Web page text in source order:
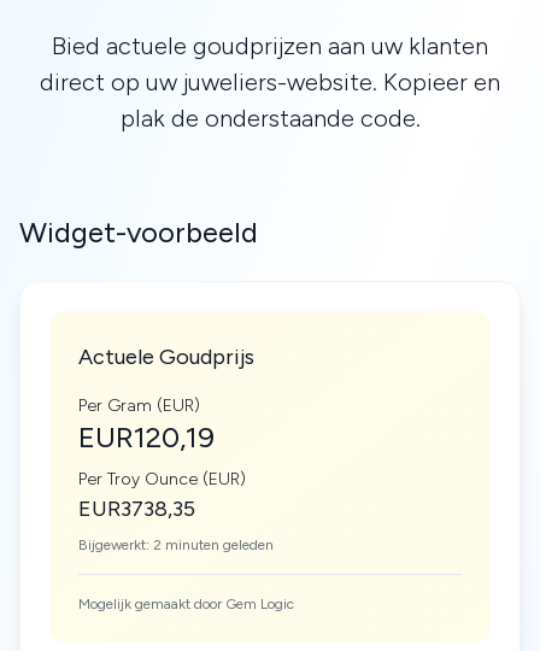
Bied actuele goudprijzen aan uw klanten
direct op uw juweliers-website. Kopieer en
plak de onderstaande code.
Widget-voorbeeld
Actuele Goudprijs
Per Gram (EUR)
EUR120,19
Per Troy Ounce (EUR)
EUR3738,35
Bijgewerkt: 2 minuten geleden
Mogelijk gemaakt door Gem Logic